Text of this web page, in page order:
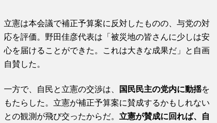
立憲は本会議で補正予算案に反対したものの、与党の対
応を評価。野田佳彦代表は「被災地の皆さんに少しは安
心を届けることができた。これは大きな成果だ」と自画
自賛した。
一方で、自民と立憲の交渉は、 国民民主の党内に動揺を
もたらした。立憲が補正予算案に賛成するかもしれない
との観測が飛び交ったからだ。 立憲が賛成に回れば、自